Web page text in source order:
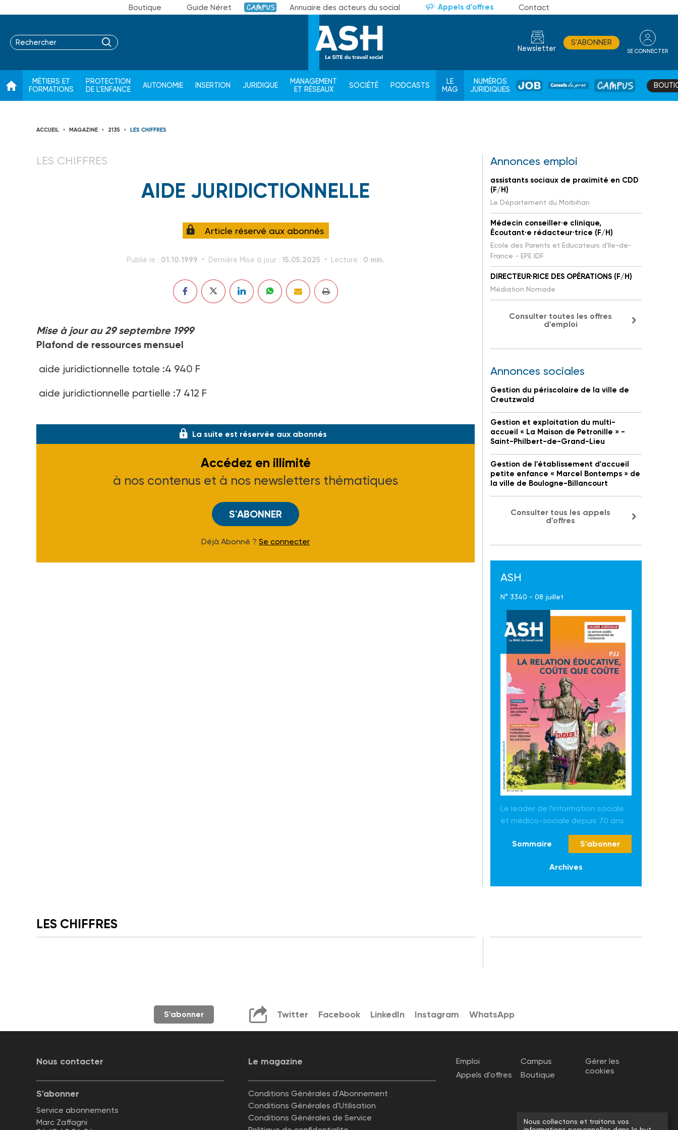
Boutique Guide Néret Campus Annuaire des acteurs du social Appels d'offres Contact
Newsletter
S'ABONNER
SE CONNECTER
MÉTIERS ET
FORMATIONS
PROTECTION
DE L'ENFANCE
AUTONOMIE INSERTION JURIDIQUE
MANAGEMENT
ET RÉSEAUX
SOCIÉTÉ PODCASTS
LE
MAG
NUMÉROS
JURIDIQUES
JOB
DE
CAMPUS
ACCUEIL MAGAZINE 2135 LES CHIFFRES
LES CHIFFRES
AIDE JURIDICTIONNELLE
Article réservé aux abonnés
Publié le : 01.10.1999 Dernière Mise à jour : 15.05.2025 Lecture : 0 min.
Mise à jour au 29 septembre 1999
Plafond de ressources mensuel
aide juridictionnelle totale :4 940 F
aide juridictionnelle partielle :7 412 F
La suite est réservée aux abonnés
Accédez en illimité
à nos contenus et à nos newsletters thématiques
S'ABONNER
Déjà Abonné ? Se connecter
Annonces emploi
assistants sociaux de proximité en CDD
(F/H)
Le Département du Morbihan
Médecin conseiller·e clinique,
Écoutant·e rédacteur·trice (F/H)
Ecole des Parents et Educateurs d'Ile-de-
France - EPE IDF
DIRECTEUR·RICE DES OPÉRATIONS (F/H)
Médiation Nomade
Consulter toutes les offres
d'emploi
Annonces sociales
Gestion du périscolaire de la ville de
Creutzwald
Gestion et exploitation du multi-
accueil « La Maison de Petronille » -
Saint-Philbert-de-Grand-Lieu
Gestion de l'établissement d'accueil
petite enfance « Marcel Bontemps » de
la ville de Boulogne-Billancourt
Consulter tous les appels
d'offres
ASH
N° 3340 - 08 juillet
Le leader de l'information sociale
et médico-sociale depuis 70 ans
Sommaire S'abonner
Archives
LES CHIFFRES
S'abonner Twitter Facebook LinkedIn Instagram WhatsApp
Nous contacter Le magazine
S'abonner
Service abonnements
Marc Zaffagni
Conditions Générales d'Abonnement
Conditions Générales d'Utilisation
Conditions Générales de Service
Emploi
Appels d'offres
Campus
Boutique
Gérer les
cookies
Nous collectons et traitons vos